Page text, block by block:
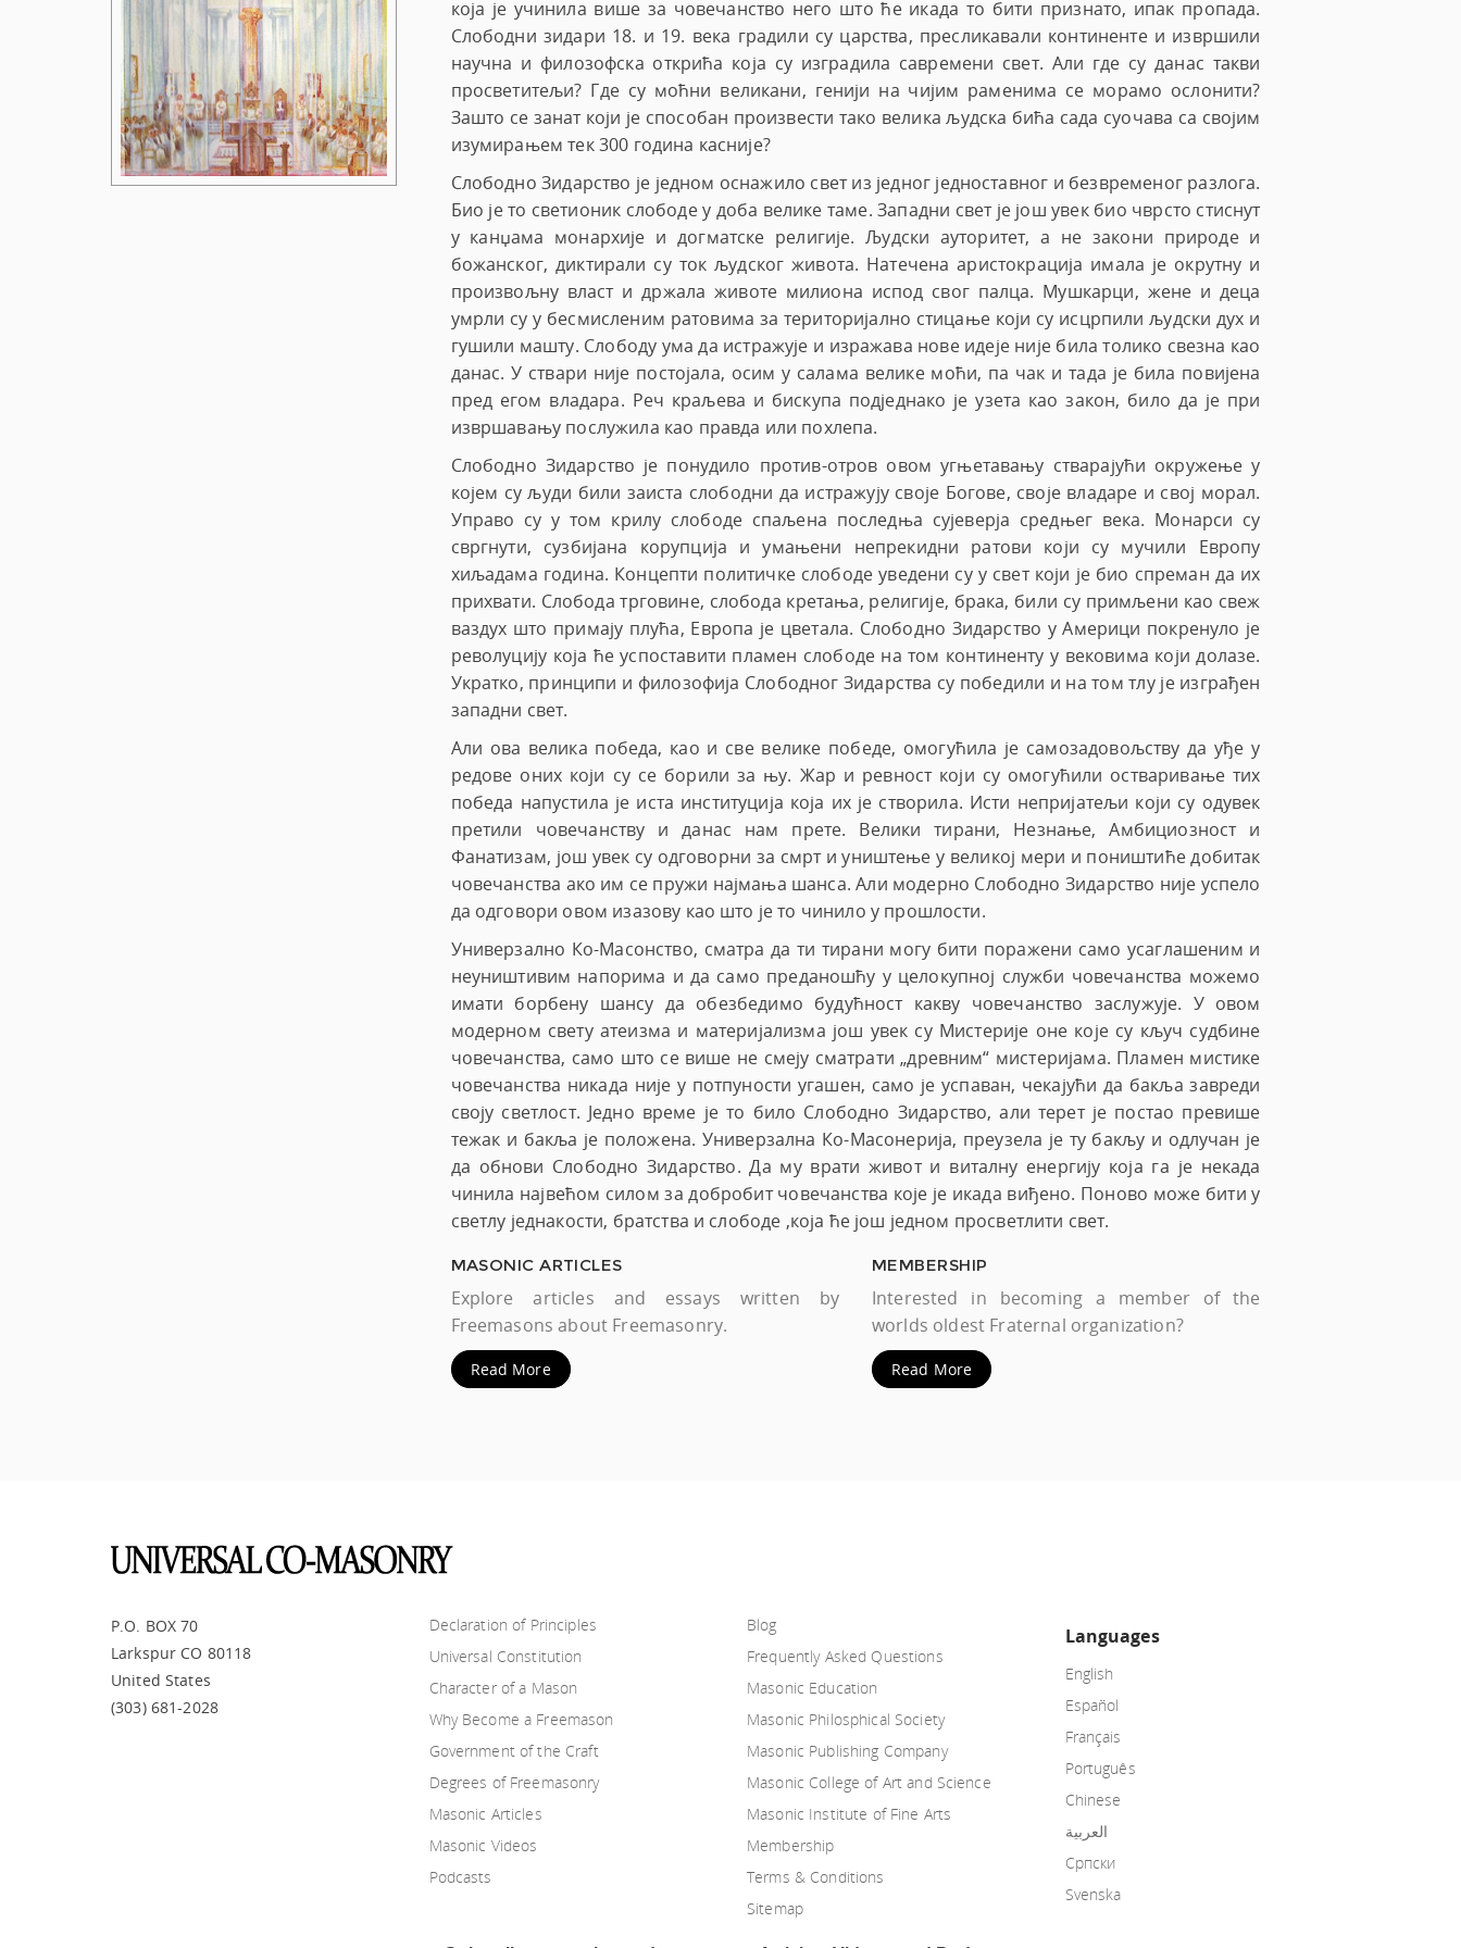
МАСОНСКО ИЗДАВАЧКО ДРУШТВО
МАСОНСКИ КОЛЕЏ
МАСОНСКИ ИНСТИТУТ ЛИКОВНИХ
УМЕТНОСТИ
MASONIC VIDEOS
MASONIC MUSIC
PODCASTS
која је учинила више за човечанство него што ће икада то бити признато, ипак пропада.
Слободни зидари 18. и 19. века градили су царства, пресликавали континенте и извршили
научна и филозофска открића која су изградила савремени свет. Али где су данас такви
просветитељи? Где су моћни великани, генији на чијим раменима се морамо ослонити?
Зашто се занат који је способан произвести тако велика људска бића сада суочава са својим
изумирањем тек 300 година касније?
Слободно Зидарство је једном оснажило свет из једног једноставног и безвременог разлога.
Био је то светионик слободе у доба велике таме. Западни свет је још увек био чврсто стиснут
у канџама монархије и догматске религије. Људски ауторитет, а не закони природе и
божанског, диктирали су ток људског живота. Натечена аристокрација имала је окрутну и
произвољну власт и држала животе милиона испод свог палца. Мушкарци, жене и деца
умрли су у бесмисленим ратовима за територијално стицање који су исцрпили људски дух и
гушили машту. Слободу ума да истражује и изражава нове идеје није била толико свезна као
данас. У ствари није постојала, осим у салама велике моћи, па чак и тада је била повијена
пред егом владара. Реч краљева и бискупа подједнако је узета као закон, било да је при
извршавању послужила као правда или похлепа.
Слободно Зидарство је понудило против-отров овом угњетавању стварајући окружење у
којем су људи били заиста слободни да истражују своје Богове, своје владаре и свој морал.
Управо су у том крилу слободе спаљена последња сујеверја средњег века. Монарси су
свргнути, сузбијана корупција и умањени непрекидни ратови који су мучили Европу
хиљадама година. Концепти политичке слободе уведени су у свет који је био спреман да их
прихвати. Слобода трговине, слобода кретања, религије, брака, били су примљени као свеж
ваздух што примају плућа, Европа је цветала. Слободно Зидарство у Америци покренуло је
револуцију која ће успоставити пламен слободе на том континенту у вековима који долазе.
Укратко, принципи и филозофија Слободног Зидарства су победили и на том тлу је изграђен
западни свет.
Али ова велика победа, као и све велике победе, омогућила је самозадовољству да уђе у
редове оних који су се борили за њу. Жар и ревност који су омогућили остваривање тих
победа напустила је иста институција која их је створила. Исти непријатељи који су одувек
претили човечанству и данас нам прете. Велики тирани, Незнање, Амбициозност и
Фанатизам, још увек су одговорни за смрт и уништење у великој мери и поништиће добитак
човечанства ако им се пружи најмања шанса. Али модерно Слободно Зидарство није успело
да одговори овом изазову као што је то чинило у прошлости.
Универзално Ко-Масонство, сматра да ти тирани могу бити поражени само усаглашеним и
неуништивим напорима и да само преданошћу у целокупној служби човечанства можемо
имати борбену шансу да обезбедимо будућност какву човечанство заслужује. У овом
модерном свету атеизма и материјализма још увек су Мистерије оне које су кључ судбине
човечанства, само што се више не смеју сматрати „древним“ мистеријама. Пламен мистике
човечанства никада није у потпуности угашен, само је успаван, чекајући да бакља завреди
своју светлост. Једно време је то било Слободно Зидарство, али терет је постао превише
тежак и бакља је положена. Универзална Ко-Масонерија, преузела је ту бакљу и одлучан је
да обнови Слободно Зидарство. Да му врати живот и виталну енергију која га је некада
чинила највећом силом за добробит човечанства које је икада виђено. Поново може бити у
светлу једнакости, братства и слободе ,која ће још једном просветлити свет.
MASONIC ARTICLES
Explore articles and essays written by
Freemasons about Freemasonry.
Read More
MEMBERSHIP
Interested in becoming a member of the
worlds oldest Fraternal organization?
Read More
P.O. BOX 70
Larkspur CO 80118
United States
(303) 681-2028
Declaration of Principles
Universal Constitution
Character of a Mason
Why Become a Freemason
Government of the Craft
Degrees of Freemasonry
Masonic Articles
Masonic Videos
Podcasts
Blog
Frequently Asked Questions
Masonic Education
Masonic Philosphical Society
Masonic Publishing Company
Masonic College of Art and Science
Masonic Institute of Fine Arts
Membership
Terms & Conditions
Sitemap
Languages
English
Español
Français
Português
Chinese
العربية
Српски
Svenska